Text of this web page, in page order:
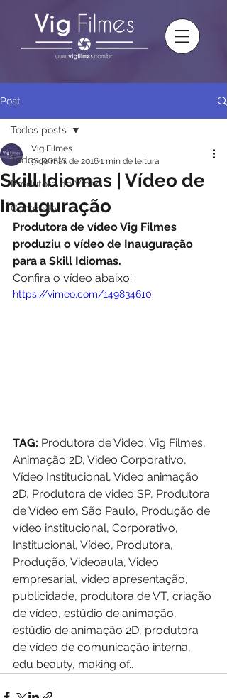
Post
Todos posts
Produtora de Vídeo
Conteúdo
Todos posts
Skill Idiomas | Vídeo de
Inauguração
Vig Filmes
9 de mar. de 20161 min de leitura
Produtora de vídeo Vig Filmes
produziu o vídeo de Inauguração
para a Skill Idiomas.
Confira o vídeo abaixo:
https://vimeo.com/149834610
TAG: Produtora de Video, Vig Filmes,
Animação 2D, Video Corporativo,
Vídeo Institucional, Vídeo animação
2D, Produtora de video SP, Produtora
de Vídeo em São Paulo, Produção de
vídeo institucional, Corporativo,
Institucional, Vídeo, Produtora,
Produção, Videoaula, Video
empresarial, video apresentação,
publicidade, produtora de VT, criação
de vídeo, estúdio de animação,
estúdio de animação 2D, produtora
de vídeo de comunicação interna,
edu beauty, making of..